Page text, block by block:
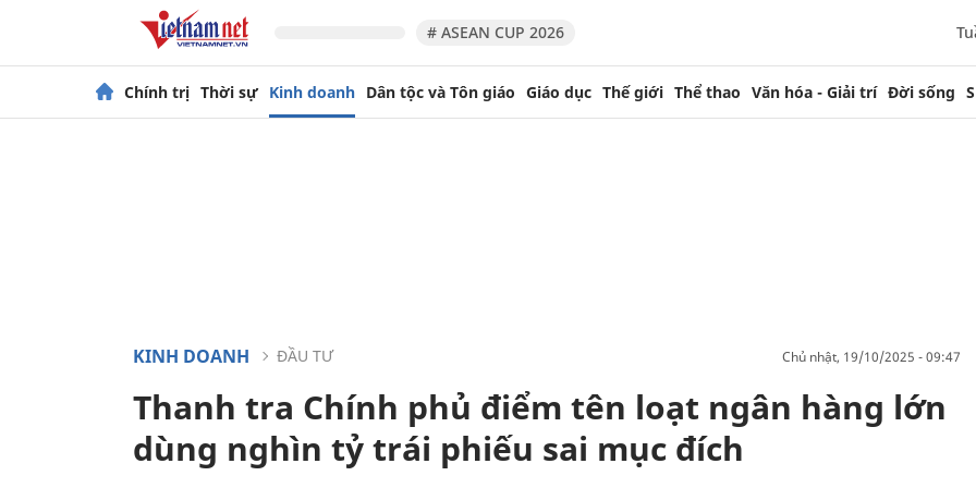
# ASEAN CUP 2026
Chính trị Thời sự Kinh doanh Dân tộc và Tôn giáo Giáo dục Thế giới Thể thao Văn hóa - Giải trí Đời sống
KINH DOANH ĐẦU TƯ chủ nhật, 19/10/2025 - 09:47
Thanh tra Chính phủ điểm tên loạt ngân hàng lớn
dùng nghìn tỷ trái phiếu sai mục đích